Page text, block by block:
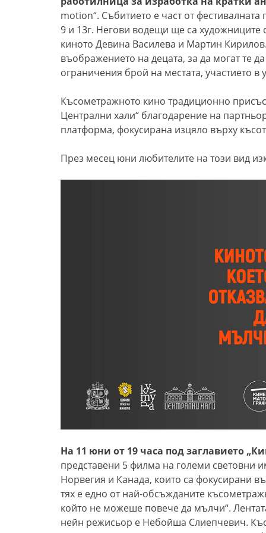
motion“. Събитието е част от
9 и 13г. Негови водещи ще са художниците
киното Девина Василева и Мартин
въображението на децата, за да могат те
ограничения брой на местата, участието
Късометражното кино традиционно
Централни хали“ благодарение на
платформа, фокусирана изцяло върху
През месец юни любителите на този вид
На 11 юни от 19 часа под заглавието
представени 5 филма на големи световни
Норвегия и Канада, които са фокусирани
тях е едно от най-обсъжданите
който не можеше повече да мълчи“.
нейн режисьор е Небойша Слиепчевич.